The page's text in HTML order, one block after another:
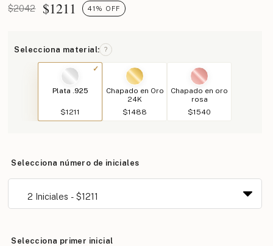
$2042 $1211 41% OFF
Selecciona material: ?
Plata .925
$1211
Chapado en Oro
24K
$1488
Chapado en oro
rosa
$1540
Selecciona número de iniciales
Selecciona primer inicial